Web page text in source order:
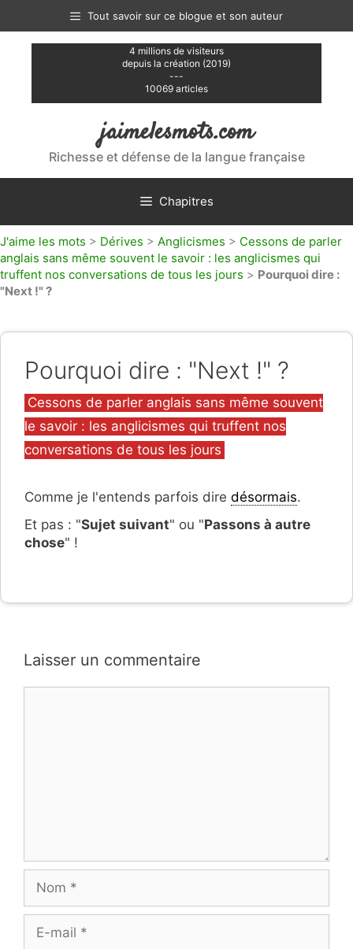
contenu
Tout savoir sur ce blogue et son auteur
4 millions de visiteurs
depuis la création (2019)
---
10069 articles
jaimelesmots.com
Richesse et défense de la langue française
Chapitres
J'aime les mots > Dérives > Anglicismes > Cessons de parler
anglais sans même souvent le savoir : les anglicismes qui
truffent nos conversations de tous les jours > Pourquoi dire :
"Next !" ?
Pourquoi dire : "Next !" ?
Catégories
Cessons de parler anglais sans même souvent
le savoir : les anglicismes qui truffent nos
conversations de tous les jours
Comme je l'entends parfois dire désormais.
Et pas : "Sujet suivant" ou "Passons à autre
chose" !
Laisser un commentaire
mail